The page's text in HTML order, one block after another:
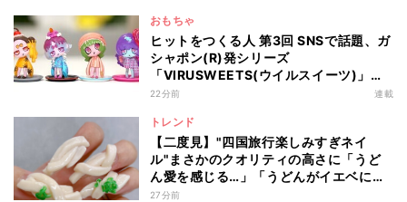
おもちゃ
ヒットをつくる人 第3回 SNSで話題、ガ
シャポン(R)発シリーズ
「VIRUSWEETS(ウイルスイーツ)」は
どう生まれた? 「めじるしアクセサリー
22分前 連載
トレンド
【二度見】"四国旅行楽しみすぎネイ
ル"まさかのクオリティの高さに「うど
ん愛を感じる…」「うどんがイエベに馴
染むなんて」と12万いいね
27分前